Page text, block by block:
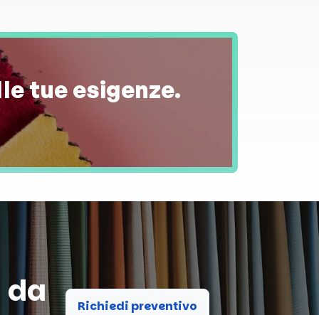
tue esigenze.
da Richiedi preventivo